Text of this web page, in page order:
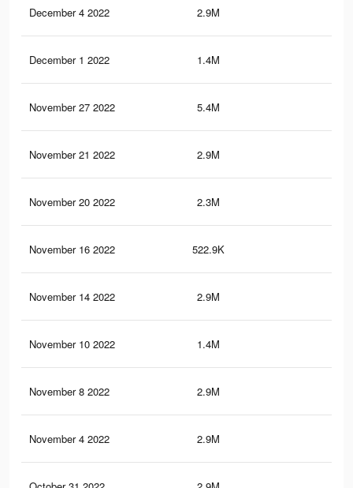
December 4 2022 2.9M
December 1 2022 1.4M
November 27 2022 5.4M
November 21 2022 2.9M
November 20 2022 2.3M
November 16 2022 522.9K
November 14 2022 2.9M
November 10 2022 1.4M
November 8 2022 2.9M
November 4 2022 2.9M